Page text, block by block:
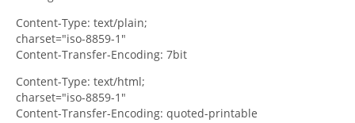
Content-Type: text/plain;
charset="iso-8859-1"
Content-Transfer-Encoding: 7bit
Content-Type: text/html;
charset="iso-8859-1"
Content-Transfer-Encoding: quoted-printable